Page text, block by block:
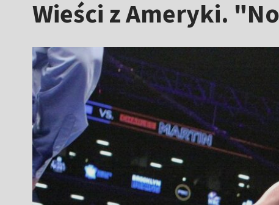
Wieści z Ameryki.